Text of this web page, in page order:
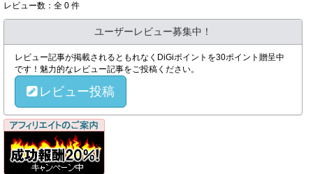
レビュー数：全 0 件
ユーザーレビュー募集中！
レビュー記事が掲載されるともれなくDiGiポイントを30ポイント贈呈中
です！魅力的なレビュー記事をご投稿ください。
レビュー投稿